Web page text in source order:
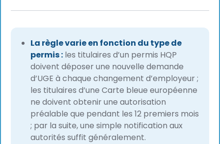
La règle varie en fonction du type de
permis : les titulaires d’un permis HQP
doivent déposer une nouvelle demande
d’UGE à chaque changement d’employeur ;
les titulaires d’une Carte bleue européenne
ne doivent obtenir une autorisation
préalable que pendant les 12 premiers mois
; par la suite, une simple notification aux
autorités suffit généralement.